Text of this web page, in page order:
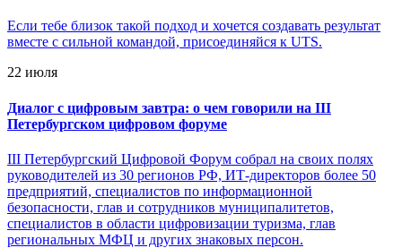
Если тебе близок такой подход и хочется создавать результат
вместе с сильной командой, присоединяйся к UTS.
22 июля
Диалог с цифровым завтра: о чем говорили на III
Петербургском цифровом форуме
III Петербургский Цифровой Форум собрал на своих полях
руководителей из 30 регионов РФ, ИТ-директоров более 50
предприятий, специалистов по информационной
безопасности, глав и сотрудников муниципалитетов,
специалистов в области цифровизации туризма, глав
региональных МФЦ и других знаковых персон.